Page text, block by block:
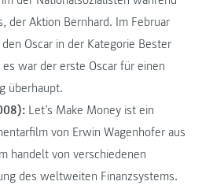
der Aktion Bernhard. Im Februar
Oscar in der Kategorie Bester
war der erste Oscar für einen
überhaupt.
Let’s Make Money ist ein
von Erwin Wagenhofer aus
handelt von verschiedenen
des weltweiten Finanzsystems.